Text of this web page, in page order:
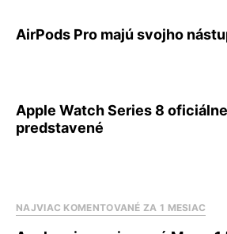
AirPods Pro majú svojho
Apple Watch Series 8 oficiálne
predstavené
NAJVIAC KOMENTOVANÉ ZA 1 MESIAC